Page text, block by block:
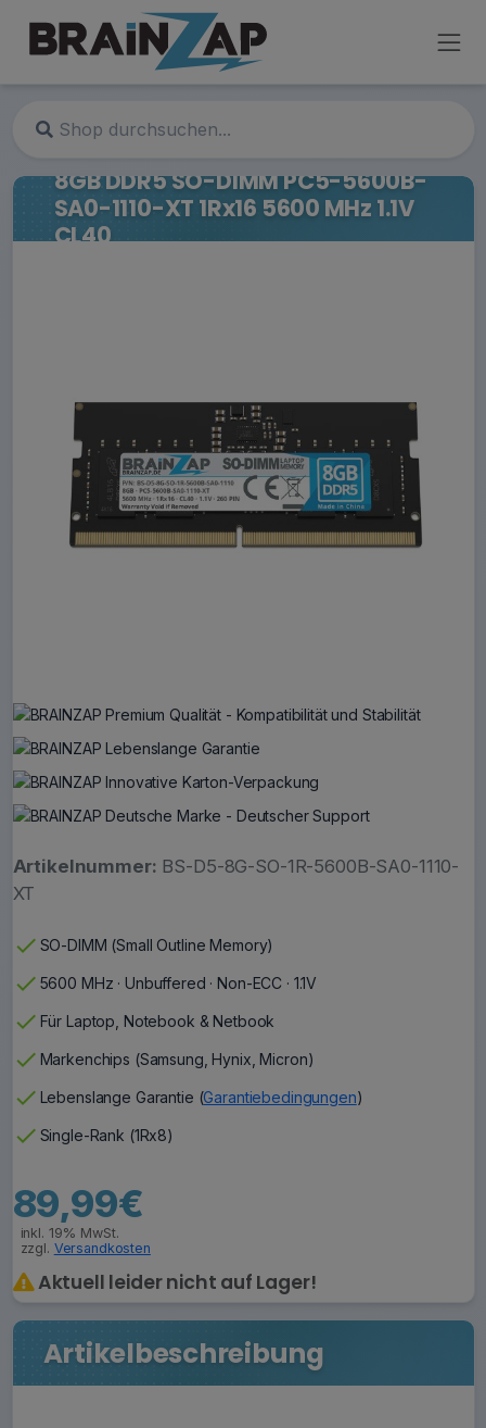
8GB DDR5 SO-DIMM PC5-5600B-
SA0-1110-XT 1Rx16 5600 MHz 1.1V
CL40
Artikelnummer: BS-D5-8G-SO-1R-5600B-SA0-1110-
XT
check SO-DIMM (Small Outline Memory)
check 5600 MHz · Unbuffered · Non-ECC · 1.1V
check Für Laptop, Notebook & Netbook
check Markenchips (Samsung, Hynix, Micron)
check Lebenslange Garantie (Garantiebedingungen)
check Single-Rank (1Rx8)
89,99€
inkl. 19% MwSt.
zzgl. Versandkosten
Aktuell leider nicht auf Lager!
Artikelbeschreibung